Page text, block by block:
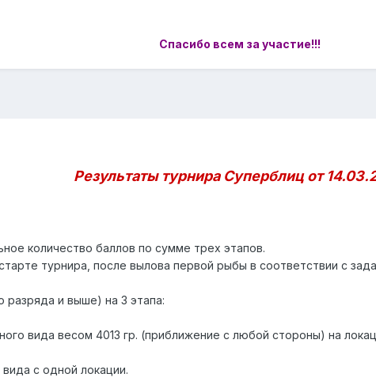
Спасибо всем за участие!!!
Результаты турнира Суперблиц от
количество баллов по сумме трех этапов.
турнира, после вылова первой рыбы в соответствии с
разряда и выше) на 3 этапа:
вида весом 4013 гр. (приближение с любой стороны) на
с одной локации.